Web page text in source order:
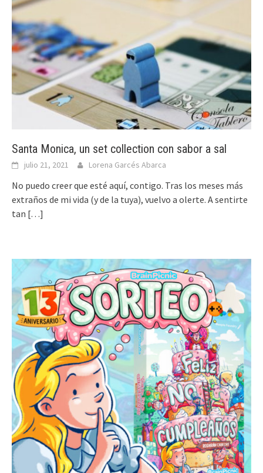
Santa Monica, un set collection con sabor a sal
julio 21, 2021 Lorena Garcés Abarca
No puedo creer que esté aquí, contigo. Tras los meses más
extraños de mi vida (y de la tuya), vuelvo a olerte. A sentirte
tan […]